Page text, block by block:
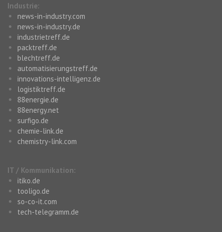
Industrie:
news-in-industry.com
news-in-industry.de
industrietreff.de
packtreff.de
blechtreff.de
automatisierungstreff.de
innovations-intelligenz.de
logistiktreff.de
88energie.de
88energy.net
surfigo.de
chemie-link.de
chemistry-link.com
IT / Kommunikation:
itiko.de
tooligo.de
so-co-it.com
tech-telegramm.de